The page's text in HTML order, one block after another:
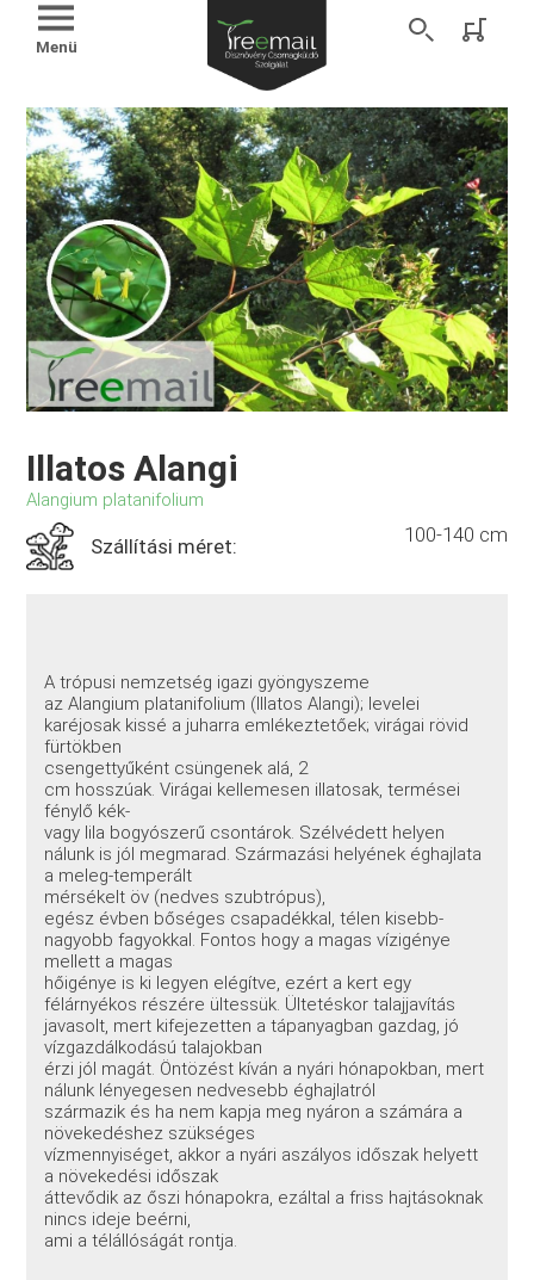
Menü
Illatos Alangi
Alangium platanifolium
Szállítási méret: 100-140 cm
A trópusi nemzetség igazi gyöngyszeme
az Alangium platanifolium (Illatos Alangi); levelei
karéjosak kissé a juharra emlékeztetőek; virágai rövid
fürtökben
csengettyűként csüngenek alá, 2
cm hosszúak. Virágai kellemesen illatosak, termései
fénylő kék-
vagy lila bogyószerű csontárok. Szélvédett helyen
nálunk is jól megmarad. Származási helyének éghajlata
a meleg-temperált
mérsékelt öv (nedves szubtrópus),
egész évben bőséges csapadékkal, télen kisebb-
nagyobb fagyokkal. Fontos hogy a magas vízigénye
mellett a magas
hőigénye is ki legyen elégítve, ezért a kert egy
félárnyékos részére ültessük. Ültetéskor talajjavítás
javasolt, mert kifejezetten a tápanyagban gazdag, jó
vízgazdálkodású talajokban
érzi jól magát. Öntözést kíván a nyári hónapokban, mert
nálunk lényegesen nedvesebb éghajlatról
származik és ha nem kapja meg nyáron a számára a
növekedéshez szükséges
vízmennyiséget, akkor a nyári aszályos időszak helyett
a növekedési időszak
áttevődik az őszi hónapokra, ezáltal a friss hajtásoknak
nincs ideje beérni,
ami a télállóságát rontja.